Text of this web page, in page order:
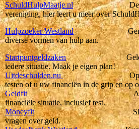
SchuldHulpMaatje.nlDe site van
vereniging, hier leert u meer over
Hulpzoeker WestlandGemeente
diverse vormen van hulp aan.
Startpuntgeldzaken
iedere situatie. Maak je eigen plan!
Uitdeschulden.nuOp deze
testen of u uw financiën in de grip en op
GeldfitAdvies
financiële situatie, inclusief test.
MoneyfitSite voor
vragen over geld.